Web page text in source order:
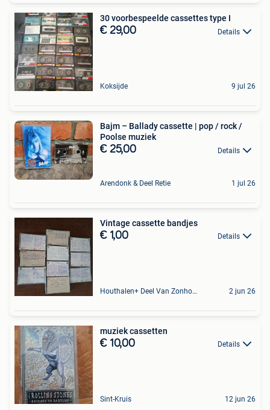
30 voorbespeelde cassettes type I
€ 29,00 Details
Koksijde 9 jul 26
Bajm – Ballady cassette | pop / rock /
Poolse muziek
€ 25,00 Details
Arendonk & Deel Retie 1 jul 26
Vintage cassette bandjes
€ 1,00 Details
Houthalen+ Deel Van Zonhoven En Zolder 2 jun 26
muziek cassetten
€ 10,00 Details
Sint-Kruis 12 jun 26